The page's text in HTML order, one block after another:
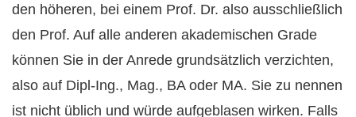
den höheren, bei einem Prof. Dr. also ausschließlich
den Prof. Auf alle anderen akademischen Grade
können Sie in der Anrede grundsätzlich verzichten,
also auf Dipl-Ing., Mag., BA oder MA. Sie zu nennen
ist nicht üblich und würde aufgeblasen wirken. Falls